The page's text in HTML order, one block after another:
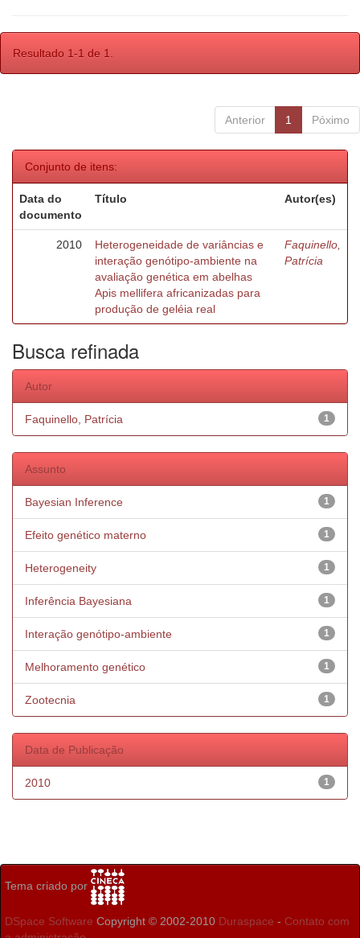
Resultado 1-1 de 1.
Anterior 1 Póximo
Conjunto de itens:
Data do
documento
Título Autor(es)
2010
Heterogeneidade de variâncias e
interação genótipo-ambiente na
avaliação genética em abelhas
Apis mellifera africanizadas para
produção de geléia real
Faquinello,
Patrícia
Busca refinada
Autor
1
Faquinello, Patrícia
Assunto
1
Bayesian Inference
1
Efeito genético materno
1
Heterogeneity
1
Inferência Bayesiana
1
Interação genótipo-ambiente
1
Melhoramento genético
1
Zootecnia
Data de Publicação
1
2010
Tema criado por
DSpace Software Copyright © 2002-2010 Duraspace - Contato com